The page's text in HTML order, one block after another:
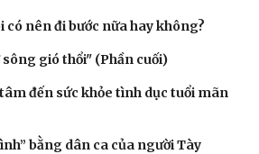
có nên đi bước nữa hay không?
gió thổi" (Phần cuối)
đến sức khỏe tình dục tuổi mãn
bằng dân ca của người Tày